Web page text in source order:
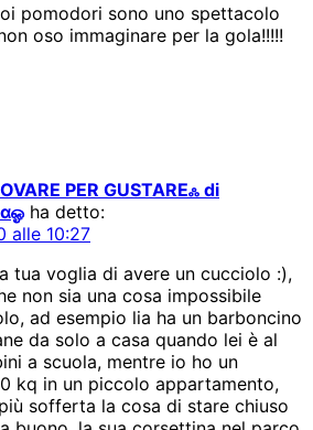
pomodori sono uno spettacolo
oso immaginare per la gola!!!!!
PER GUSTAREஃ di
ha detto:
alle 10:27
tua voglia di avere un cucciolo :),
non sia una cosa impossibile
ad esempio lia ha un barboncino
da solo a casa quando lei è al
a scuola, mentre io ho un
kq in un piccolo appartamento,
sofferta la cosa di stare chiuso